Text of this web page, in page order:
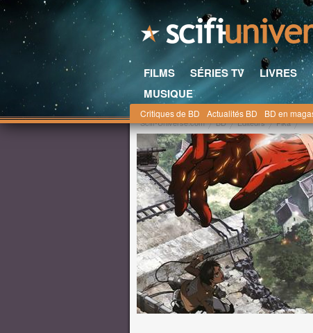
FILMS SÉRIES TV LIVRES
MUSIQUE
Critiques de BD Actualités BD BD en
Scifi-Universe.com BD Editeurs Pika